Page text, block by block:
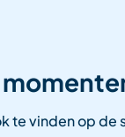
te vinden op de